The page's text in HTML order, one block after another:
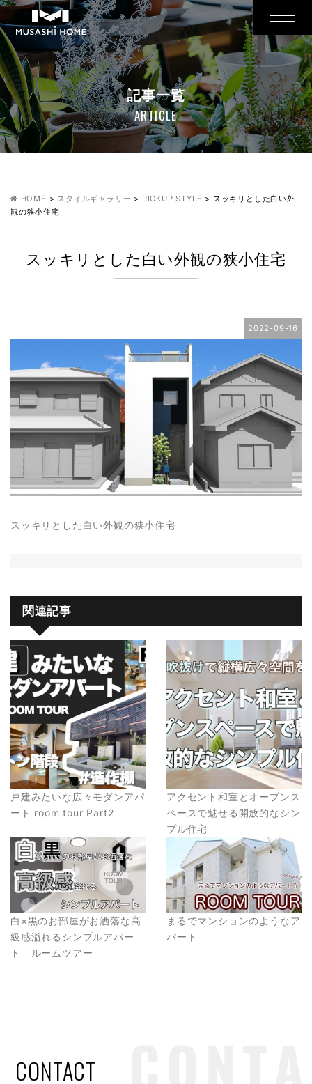
記事一覧
ARTICLE
HOME > スタイルギャラリー > PICKUP STYLE > スッキリとした白い外
観の狭小住宅
スッキリとした白い外観の狭小住宅
2022-09-16
スッキリとした白い外観の狭小住宅
関連記事
戸建みたいな広々モダンアパ
ート room tour Part2
アクセント和室とオープンス
ペースで魅せる開放的なシン
プル住宅
白×黒のお部屋がお洒落な高
級感溢れるシンプルアパー
ト ルームツアー
まるでマンションのようなア
パート
CONTACT